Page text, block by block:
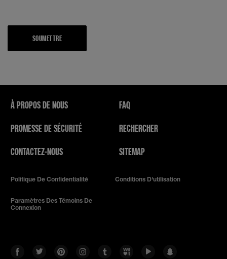
SOUMETTRE
À PROPOS DE NOUS
PROMESSE DE SÉCURITÉ
CONTACTEZ-NOUS
FAQ
RECHERCHER
SITEMAP
Politique De Confidentialité Conditions D'utilisation
Paramètres Des Témoins De
Connexion